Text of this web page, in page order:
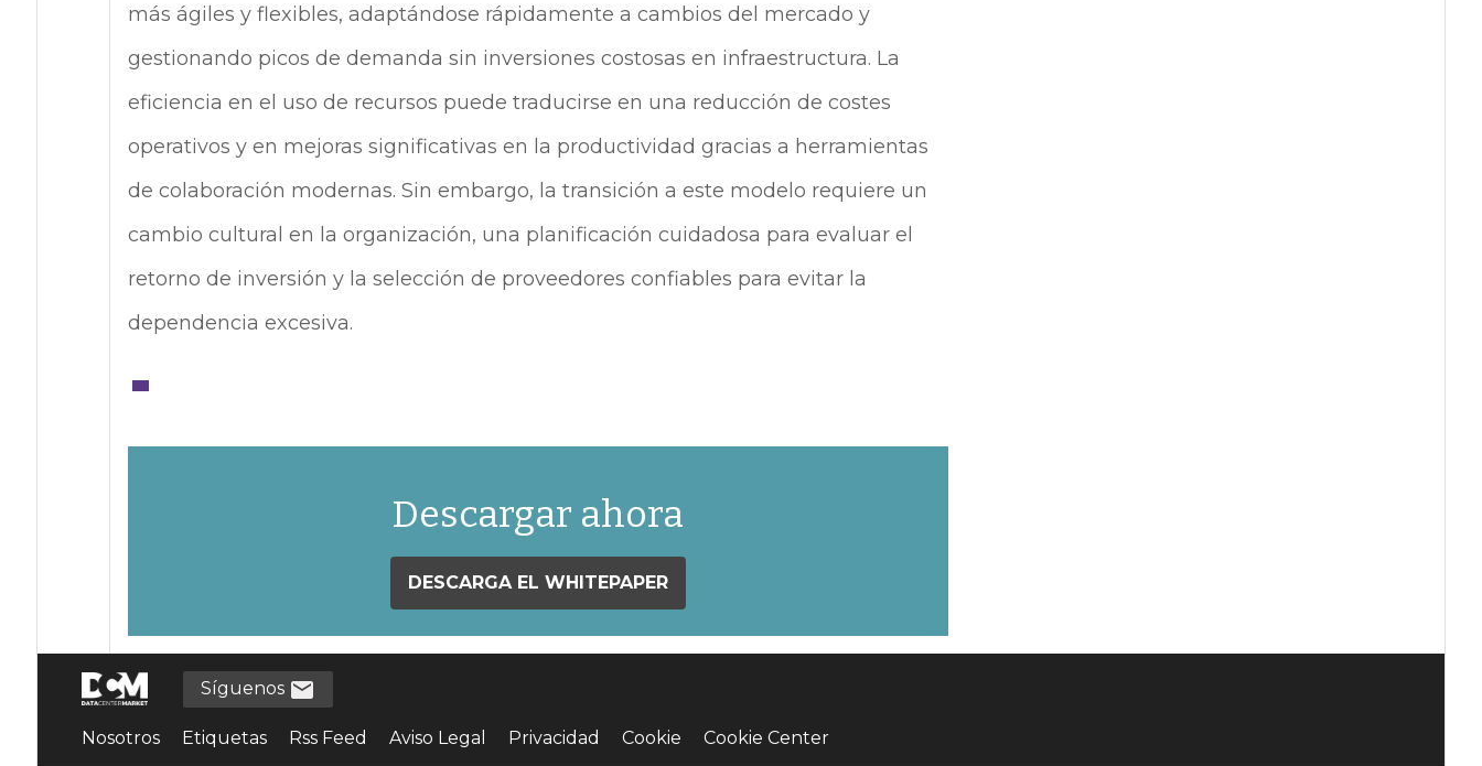
más ágiles y flexibles, adaptándose rápidamente a cambios del mercado y
gestionando picos de demanda sin inversiones costosas en infraestructura. La
eficiencia en el uso de recursos puede traducirse en una reducción de costes
operativos y en mejoras significativas en la productividad gracias a herramientas
de colaboración modernas. Sin embargo, la transición a este modelo requiere un
cambio cultural en la organización, una planificación cuidadosa para evaluar el
retorno de inversión y la selección de proveedores confiables para evitar la
dependencia excesiva.
Descargar ahora
DESCARGA EL WHITEPAPER
Síguenos
Nosotros Etiquetas Rss Feed Aviso Legal Privacidad Cookie Cookie Center